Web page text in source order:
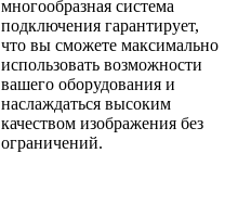
многообразная система
подключения гарантирует,
что вы сможете максимально
использовать возможности
вашего оборудования и
наслаждаться высоким
качеством изображения без
ограничений.